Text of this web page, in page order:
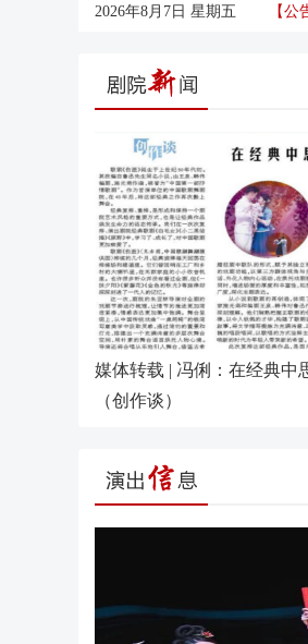
2026年8月7日 星期五 【公
中国歌剧舞剧院2026年度公开招聘
媒体转载 | 冯俐：在经典中
（创作谈）